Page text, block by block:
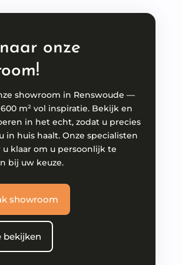
onze
showroom in Renswoude —
m² vol inspiratie. Bekijk en
in het echt, zodat u precies
in huis haalt. Onze specialisten
u klaar om u persoonlijk te
bij uw keuze.
showroom
bekijken